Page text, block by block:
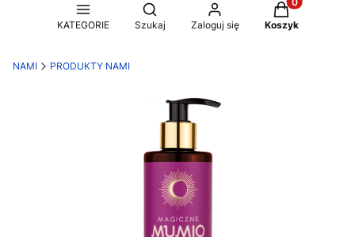
KATEGORIE
Otwórz wyszukiwarkę
Szukaj Zaloguj się
Produkty w
Koszyk
NAMI PRODUKTY NAMI